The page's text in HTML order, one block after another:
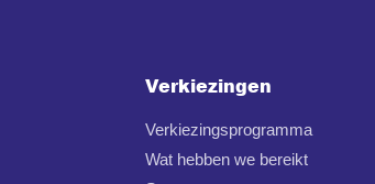
Verkiezingen
Verkiezingsprogramma
Wat hebben we bereikt